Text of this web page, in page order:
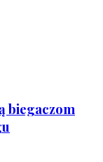
biegaczom